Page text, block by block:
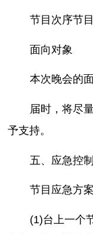
节目次序节
面向对象
本次晚会的
届时，将尽
予支持。
五、应急控制
节目应急方案
(1)台上一个